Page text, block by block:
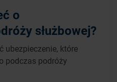
o
służbowej?
ubezpieczenie, które
podczas podróży